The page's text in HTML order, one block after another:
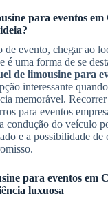
para eventos em
de evento, chegar ao
é uma forma de se
de limousine para
interessante
memorável.
para eventos
condução do veículo
e a possibilidade de
para eventos em
luxuosa